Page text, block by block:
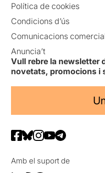
Política de cookies
Condicions d’ús
Comunicacions
Anuncia’t
Vull rebre la newsletter
novetats, promocions i
Amb el suport de